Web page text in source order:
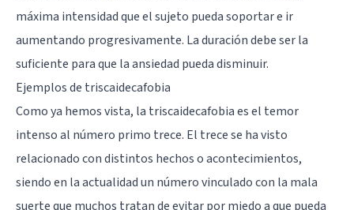
máxima intensidad que el sujeto pueda soportar e ir
aumentando progresivamente. La duración debe ser la
suficiente para que la ansiedad pueda disminuir.
Ejemplos de triscaidecafobia
Como ya hemos vista, la triscaidecafobia es el temor
intenso al número primo trece. El trece se ha visto
relacionado con distintos hechos o acontecimientos,
siendo en la actualidad un número vinculado con la mala
suerte que muchos tratan de evitar por miedo a que pueda